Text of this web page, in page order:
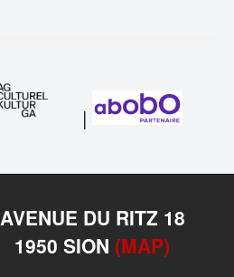
|
AVENUE DU RITZ 18
1950 SION (MAP)